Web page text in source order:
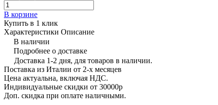
В корзине
Купить в 1 клик
Характеристики Описание
В наличии
Подробнее о доставке
Доставка 1-2 дня, для товаров в наличии.
Поставка из Италии от 2-х месяцев
Цена актуальна, включая НДС.
Индивидуальные скидки от 30000р
Доп. скидка при оплате наличными.